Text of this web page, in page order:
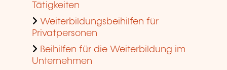
Tätigkeiten
Weiterbildungsbeihilfen für
Privatpersonen
Beihilfen für die Weiterbildung im
Unternehmen